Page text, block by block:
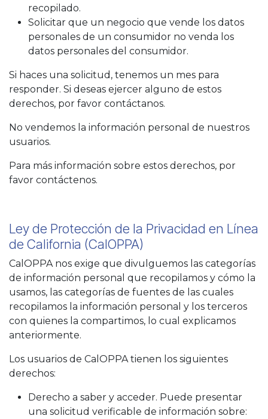
recopilado.
Solicitar que un negocio que vende los datos
personales de un consumidor no venda los
datos personales del consumidor.
Si haces una solicitud, tenemos un mes para
responder. Si deseas ejercer alguno de estos
derechos, por favor contáctanos.
No vendemos la información personal de nuestros
usuarios.
Para más información sobre estos derechos, por
favor contáctenos.
Ley de Protección de la Privacidad en Línea
de California (CalOPPA)
CalOPPA nos exige que divulguemos las categorías
de información personal que recopilamos y cómo la
usamos, las categorías de fuentes de las cuales
recopilamos la información personal y los terceros
con quienes la compartimos, lo cual explicamos
anteriormente.
Los usuarios de CalOPPA tienen los siguientes
derechos:
Derecho a saber y acceder. Puede presentar
una solicitud verificable de información sobre: